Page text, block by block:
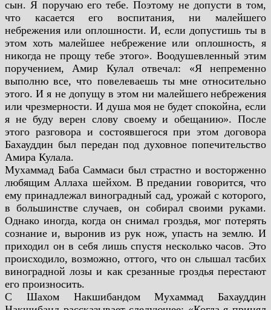
сын. Я поручаю его тебе. Поэтому не допусти в том,
что касается его воспитания, ни малейшего
небрежения или оплошности. И, если допустишь ты в
этом хоть малейшее небрежение или оплошность, я
никогда не прощу тебе этого». Воодушевленный этим
поручением, Амир Кулал отвечал: «Я непременно
выполню все, что повелеваешь ты мне относительно
этого. И я не допущу в этом ни малейшего небрежения
или чрезмерности. И душа моя не будет спокойна, если
я не буду верен слову своему и обещанию». После
этого разговора и состоявшегося при этом договора
Бахауддин был передан под духовное попечительство
Амира Кулала.
Мухаммад Баба Саммаси был страстно и восторженно
любящим Аллаха шейхом. В предании говорится, что
ему принадлежал виноградный сад, урожай с которого,
в большинстве случаев, он собирал своими руками.
Однако иногда, когда он снимал гроздья, мог потерять
сознание и, выронив из рук нож, упасть на землю. И
приходил он в себя лишь спустя несколько часов. Это
происходило, возможно, оттого, что он слышал тасбих
виноградной лозы и как срезанные гроздья перестают
его произносить.
С Шахом Накшибандом
Мухаммад Бахауддин